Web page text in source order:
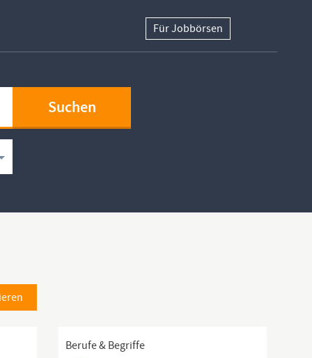
Für Jobbörsen
Berufe & Begriffe